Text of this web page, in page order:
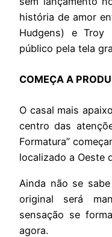
história de amor
Hudgens) e
público pela tela
COMEÇA A
O casal mais
centro das
Formatura”
localizado a Oeste
Ainda não se
original será
sensação se
agora.